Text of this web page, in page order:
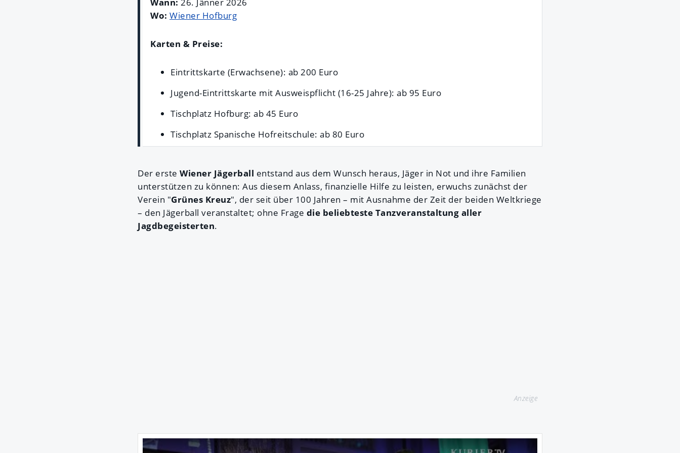
Wann: 26. Jänner 2026
Wo: Wiener Hofburg
Karten & Preise:
Eintrittskarte (Erwachsene): ab 200 Euro
Jugend-Eintrittskarte mit Ausweispflicht (16-25 Jahre): ab 95 Euro
Tischplatz Hofburg: ab 45 Euro
Tischplatz Spanische Hofreitschule: ab 80 Euro
Der erste Wiener Jägerball entstand aus dem Wunsch heraus, Jäger in Not und ihre Familien
unterstützen zu können: Aus diesem Anlass, finanzielle Hilfe zu leisten, erwuchs zunächst der
Verein "Grünes Kreuz", der seit über 100 Jahren – mit Ausnahme der Zeit der beiden Weltkriege
– den Jägerball veranstaltet; ohne Frage die beliebteste Tanzveranstaltung aller
Jagdbegeisterten.
Anzeige